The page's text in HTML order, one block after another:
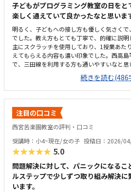
子どもがプログラミング教室の日をと
楽しく通えていて良かったなと思いま
明るく、子どもへの接し方も優しく気さく
でした。教え方もとても丁寧で、的確に説
主にスクラッチを使用しており、1授業あた
えてもらえる内容も濃い印象でした。西高
で、三田線を利用する方も通いやすいなと
少ない住宅街なので、安全に通えます。とて
きる雰囲気です。パソコンも4台ほどあり、
なども教えていただけます。授業内容やレ
心的な料金設定だと思います。10,000円く
予算内に通えてよかったです。先生が優しく
心感があるところが良かったです。子どもが
ところや、子どもが体験が終わった帰り道に
りました。1授業が決められたカリキュラム
られればもっと良かったかなと思いました。
続きを読む(486
注目の口コミ
西宮苦楽園教室の評判・口コミ
受講時：小4~現在/女の子 投稿日：2026/
★★★★★ 5.0
問題解決に対して、パニックになるこ
ルステップで少しずつ取り組み解決
います。